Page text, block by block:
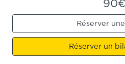
90€
Réserver
Réserver un